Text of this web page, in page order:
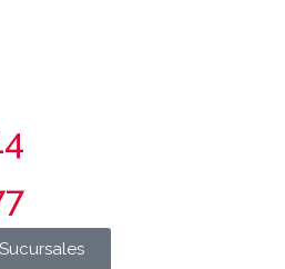
Sucursales